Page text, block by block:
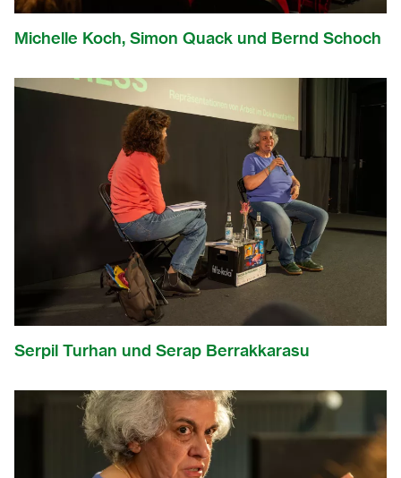
Michelle Koch, Simon Quack und Bernd Schoch
Serpil Turhan und Serap Berrakkarasu